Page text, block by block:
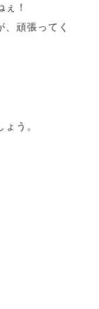
！
頑張ってく
う。